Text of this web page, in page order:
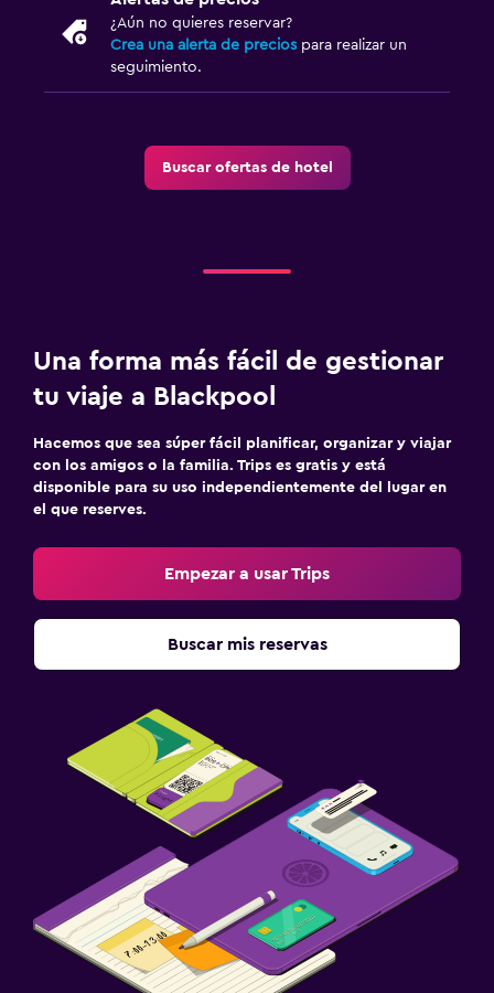
¿Aún no quieres reservar?
Crea una alerta de precios para realizar un
seguimiento.
Buscar ofertas de hotel
Una forma más fácil de gestionar
tu viaje a Blackpool
Hacemos que sea súper fácil planificar, organizar y viajar
con los amigos o la familia. Trips es gratis y está
disponible para su uso independientemente del lugar en
el que reserves.
Empezar a usar Trips
Buscar mis reservas